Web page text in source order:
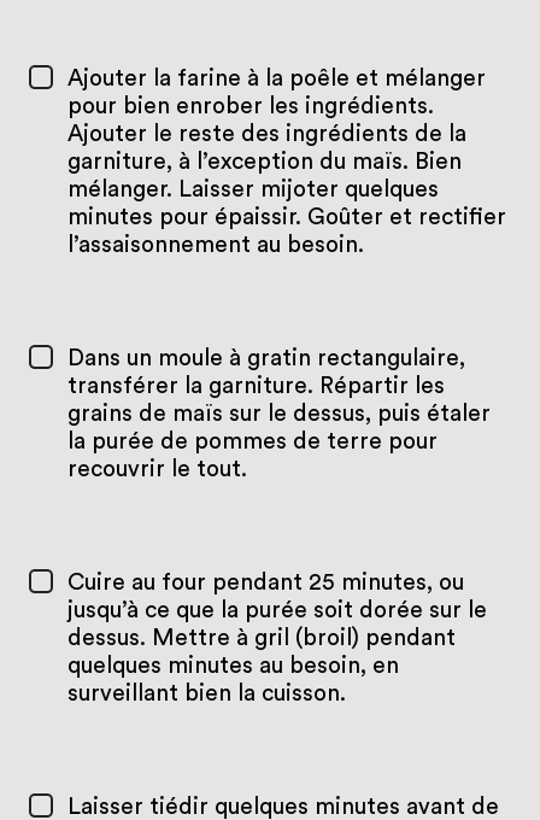
Ajouter la farine à la poêle et mélanger
pour bien enrober les ingrédients.
Ajouter le reste des ingrédients de la
garniture, à l’exception du maïs. Bien
mélanger. Laisser mijoter quelques
minutes pour épaissir. Goûter et rectifier
l’assaisonnement au besoin.
Dans un moule à gratin rectangulaire,
transférer la garniture. Répartir les
grains de maïs sur le dessus, puis étaler
la purée de pommes de terre pour
recouvrir le tout.
Cuire au four pendant 25 minutes, ou
jusqu’à ce que la purée soit dorée sur le
dessus. Mettre à gril (broil) pendant
quelques minutes au besoin, en
surveillant bien la cuisson.
Laisser tiédir quelques minutes avant de